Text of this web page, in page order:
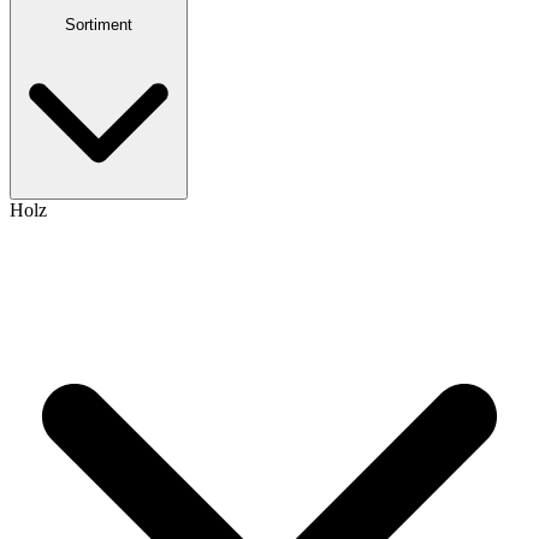
Sortiment
Holz